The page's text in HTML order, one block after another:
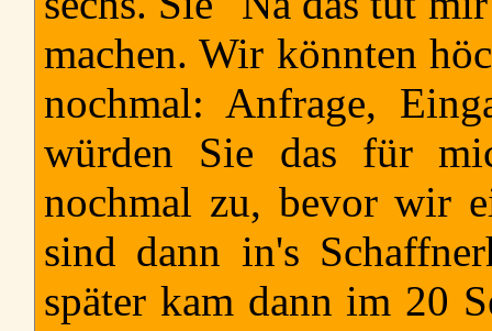
machen. Wir könnten
nochmal: Anfrage,
würden Sie das für
nochmal zu, bevor wir
sind dann in's
später kam dann im 20